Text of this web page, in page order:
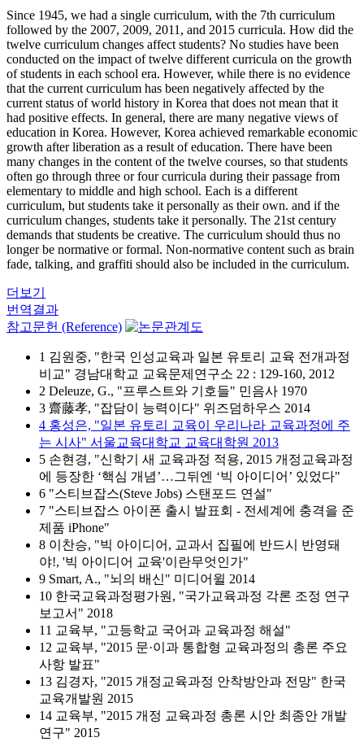
Since 1945, we had a single curriculum, with the 7th curriculum
followed by the 2007, 2009, 2011, and 2015 curricula. How did the
twelve curriculum changes affect students? No studies have been
conducted on the impact of twelve different curricula on the growth
of students in each school era. However, while there is no evidence
that the current curriculum has been negatively affected by the
current status of world history in Korea that does not mean that it
had positive effects. In general, there are many negative views of
education in Korea. However, Korea achieved remarkable economic
growth after liberation as a result of education. There have been
many changes in the content of the twelve courses, so that students
often go through three or four curricula during their passage from
elementary to middle and high school. Each is a different
curriculum, but students take it personally as their own. and if the
curriculum changes, students take it personally. The 21st century
demands that students be creative. The curriculum should thus no
longer be normative or formal. Non-normative content such as brain
fade, talking, and graffiti should also be included in the curriculum.
더보기
번역결과
참고문헌 (Reference)
1 김원중, "한국 인성교육과 일본 유토리 교육 전개과정
비교" 경남대학교 교육문제연구소 22 : 129-160, 2012
2 Deleuze, G., "프루스트와 기호들" 민음사 1970
3 齋藤孝, "잡담이 능력이다" 위즈덤하우스 2014
4 홍성은, "일본 유토리 교육이 우리나라 교육과정에 주
는 시사" 서울교육대학교 교육대학원 2013
5 손현경, "신학기 새 교육과정 적용, 2015 개정교육과정
에 등장한 ‘핵심 개념’…그뒤엔 ‘빅 아이디어’ 있었다"
6 "스티브잡스(Steve Jobs) 스탠포드 연설"
7 "스티브잡스 아이폰 출시 발표회 - 전세계에 충격을 준
제품 iPhone"
8 이찬승, "빅 아이디어, 교과서 집필에 반드시 반영돼
야!, '빅 아이디어 교육'이란무엇인가"
9 Smart, A., "뇌의 배신" 미디어윌 2014
10 한국교육과정평가원, "국가교육과정 각론 조정 연구
보고서" 2018
11 교육부, "고등학교 국어과 교육과정 해설"
12 교육부, "2015 문·이과 통합형 교육과정의 총론 주요
사항 발표"
13 김경자, "2015 개정교육과정 안착방안과 전망" 한국
교육개발원 2015
14 교육부, "2015 개정 교육과정 총론 시안 최종안 개발
연구" 2015